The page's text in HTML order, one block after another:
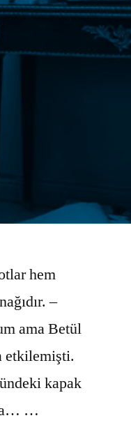
hem
–
ama Betül
etkilemişti.
kapak
…